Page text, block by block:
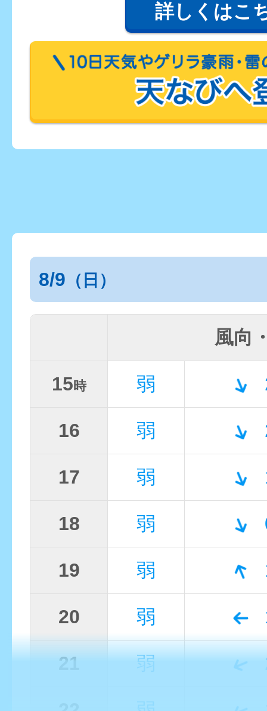
詳しくはこ
8/9 （日）
風向
15時 弱
16 弱
17 弱
18 弱
19 弱
20 弱
21 弱